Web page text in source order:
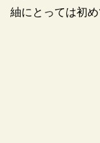
紬にとっては初